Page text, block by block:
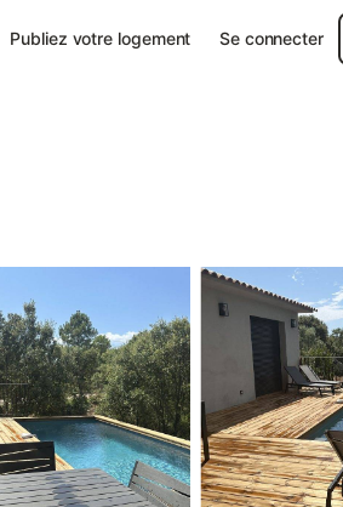
Publiez votre logement Se connecter